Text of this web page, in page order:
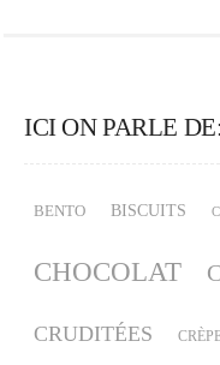
ICI ON PARLE DE:
BENTO BISCUITS
CHOCOLAT
CRUDITÉES